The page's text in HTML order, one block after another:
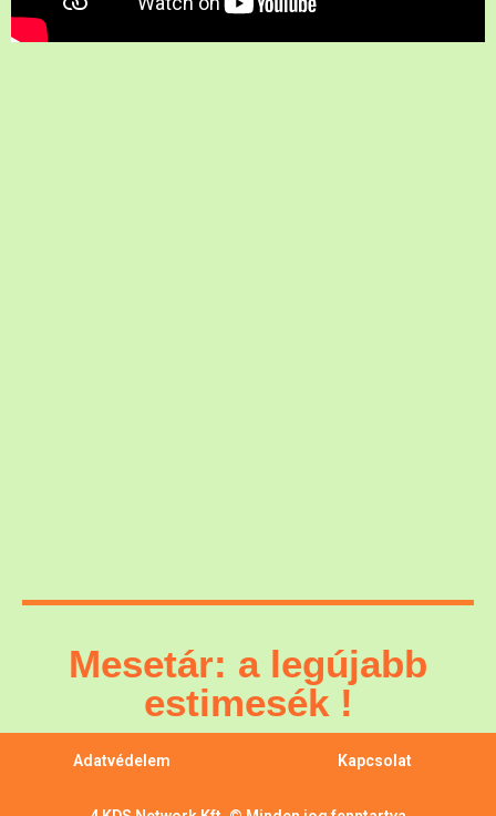
Mesetár: a legújabb
estimesék !
Adatvédelem Kapcsolat